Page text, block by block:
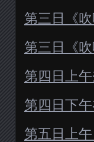
第三日《
第三日《
第四日上
第四日下
第五日上